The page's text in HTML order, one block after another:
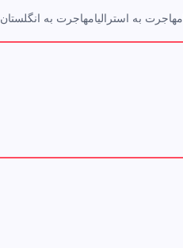
مهاجرت به استرالیامهاجرت به انگلستان